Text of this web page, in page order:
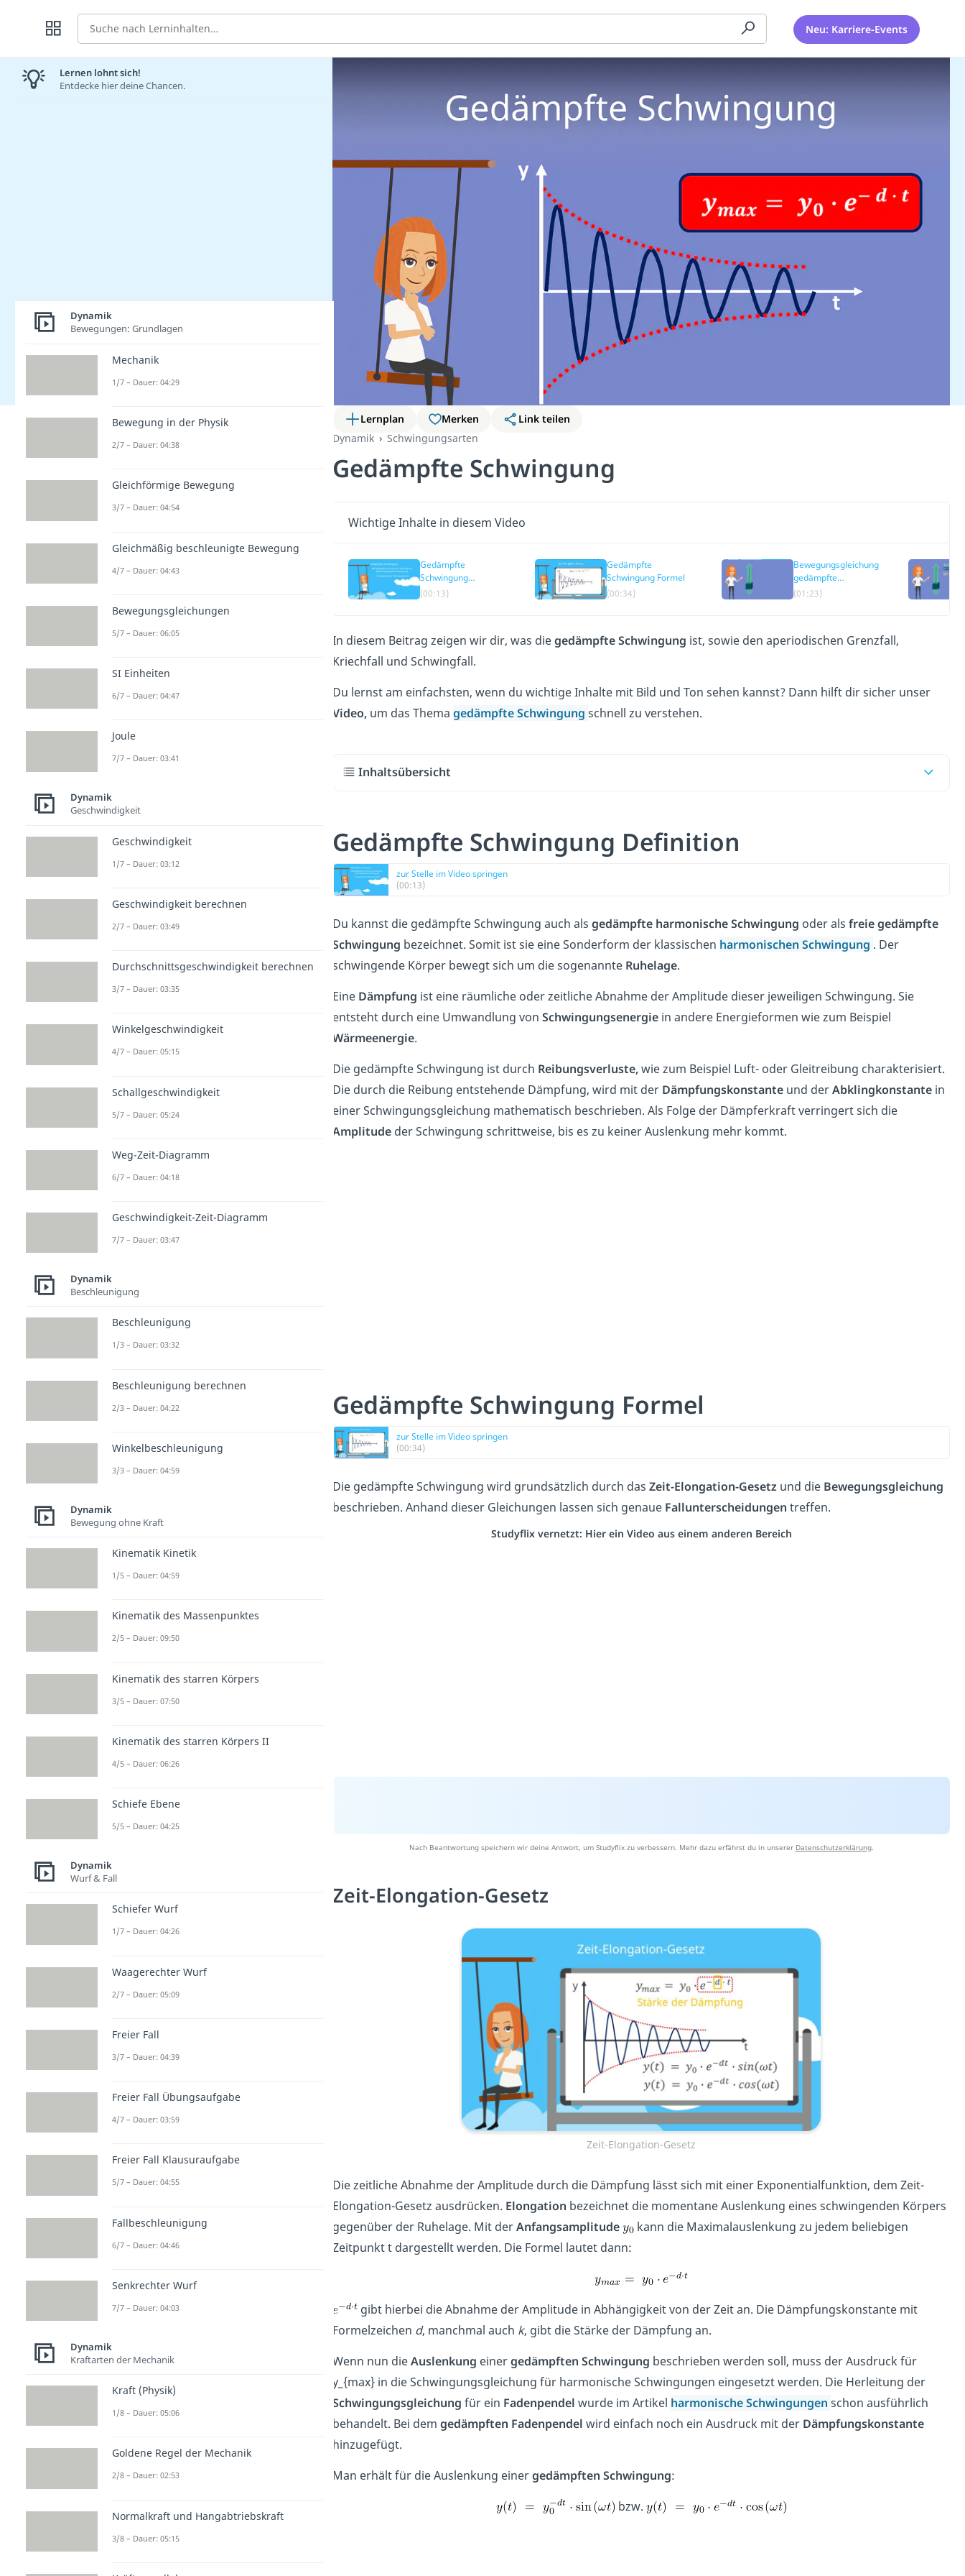
Suche Neu: Karriere-Events
Lernplan Merken
Link teilen
Dynamik
Schwingungsarten
Gedämpfte Schwingung
Wichtige Inhalte in diesem Video
Gedämpfte
Schwingung
Definition
(00:13)
Gedämpfte
Schwingung Formel
(00:34)
Bewegungsgleichung
gedämpfte
Schwingung
(01:23)
In diesem Beitrag zeigen wir dir, was diegedämpfte Schwingung ist, sowie den aperiodischen Grenzfall,
Kriechfall und Schwingfall.
Du lernst am einfachsten, wenn du wichtige Inhalte mit Bild und Ton sehen kannst? Dann hilft dir sicher unser
Video, um das Thema gedämpfte Schwingung schnell zu verstehen.
Inhaltsübersicht
Gedämpfte Schwingung Definition
zur Stelle im Video springen
(00:13)
Du kannst die gedämpfte Schwingung auch als gedämpfte harmonische Schwingung oder als freie gedämpfte
Schwingung bezeichnet. Somit ist sie eine Sonderform der klassischen harmonischen Schwingung . Der
schwingende Körper bewegt sich um die sogenannte Ruhelage.
Eine Dämpfung ist eine räumliche oder zeitliche Abnahme der Amplitude dieser jeweiligen Schwingung. Sie
entsteht durch eine Umwandlung von Schwingungsenergie in andere Energieformen wie zum Beispiel
Wärmeenergie.
Die gedämpfte Schwingung ist durch Reibungsverluste,wie zum Beispiel Luft- oder Gleitreibung charakterisiert.
Die durch die Reibung entstehende Dämpfung, wird mit der Dämpfungskonstante und derAbklingkonstante in
einer Schwingungsgleichung mathematisch beschrieben. Als Folge der Dämpferkraft verringert sich die
Amplitude der Schwingung schrittweise, bis es zu keiner Auslenkung mehr kommt.
Gedämpfte Schwingung Formel
zur Stelle im Video springen
(00:34)
Die gedämpfte Schwingung wird grundsätzlich durch das Zeit-Elongation-Gesetz und die Bewegungsgleichung
beschrieben. Anhand dieser Gleichungen lassen sich genaue Fallunterscheidungen treffen.
Studyflix vernetzt: Hier ein Video aus einem anderen Bereich
Nach Beantwortung speichern wir deine Antwort, um Studyflix zu verbessern. Mehr dazu erfährst du in unserer Datenschutzerklärung.
Zeit-Elongation-Gesetz
Zeit-Elongation-Gesetz
Die zeitliche Abnahme der Amplitude durch die Dämpfung lässt sich mit einer Exponentialfunktion, dem Zeit-
Elongation-Gesetz ausdrücken. Elongation bezeichnet die momentane Auslenkung eines schwingenden Körpers
gegenüber der Ruhelage. Mit derAnfangsamplitude
kann die Maximalauslenkung zu jedem beliebigen
Zeitpunkt t dargestellt werden. Die Formel lautet dann:
gibt hierbei die Abnahme der Amplitude in Abhängigkeit von der Zeit an. Die Dämpfungskonstante mit
Formelzeichen d, manchmal auch k, gibt die Stärke der Dämpfung an.
Wenn nun dieAuslenkung einergedämpften Schwingung beschrieben werden soll, muss der Ausdruck für
y_{max} in die Schwingungsgleichung für harmonische Schwingungen eingesetzt werden. Die Herleitung der
Schwingungsgleichung für ein Fadenpendel wurde im Artikel harmonische Schwingungen schon ausführlich
behandelt. Bei dem gedämpften Fadenpendel wird einfach noch ein Ausdruck mit der Dämpfungskonstante
hinzugefügt.
Man erhält für die Auslenkung einergedämpften Schwingung:
bzw.
Lernen lohnt sich!
Entdecke hier deine Chancen.
Dynamik
Bewegungen: Grundlagen
Mechanik
1/7 – Dauer: 04:29
Bewegung in der Physik
2/7 – Dauer: 04:38
Gleichförmige Bewegung
3/7 – Dauer: 04:54
Gleichmäßig beschleunigte Bewegung
4/7 – Dauer: 04:43
Bewegungsgleichungen
5/7 – Dauer: 06:05
SI Einheiten
6/7 – Dauer: 04:47
Joule
7/7 – Dauer: 03:41
Dynamik
Geschwindigkeit
Geschwindigkeit
1/7 – Dauer: 03:12
Geschwindigkeit berechnen
2/7 – Dauer: 03:49
Durchschnittsgeschwindigkeit berechnen
3/7 – Dauer: 03:35
Winkelgeschwindigkeit
4/7 – Dauer: 05:15
Schallgeschwindigkeit
5/7 – Dauer: 05:24
Weg-Zeit-Diagramm
6/7 – Dauer: 04:18
Geschwindigkeit-Zeit-Diagramm
7/7 – Dauer: 03:47
Dynamik
Beschleunigung
Beschleunigung
1/3 – Dauer: 03:32
Beschleunigung berechnen
2/3 – Dauer: 04:22
Winkelbeschleunigung
3/3 – Dauer: 04:59
Dynamik
Bewegung ohne Kraft
Kinematik Kinetik
1/5 – Dauer: 04:59
Kinematik des Massenpunktes
2/5 – Dauer: 09:50
Kinematik des starren Körpers
3/5 – Dauer: 07:50
Kinematik des starren Körpers II
4/5 – Dauer: 06:26
Schiefe Ebene
5/5 – Dauer: 04:25
Dynamik
Wurf & Fall
Schiefer Wurf
1/7 – Dauer: 04:26
Waagerechter Wurf
2/7 – Dauer: 05:09
Freier Fall
3/7 – Dauer: 04:39
Freier Fall Übungsaufgabe
4/7 – Dauer: 03:59
Freier Fall Klausuraufgabe
5/7 – Dauer: 04:55
Fallbeschleunigung
6/7 – Dauer: 04:46
Senkrechter Wurf
7/7 – Dauer: 04:03
Dynamik
Kraftarten der Mechanik
Kraft (Physik)
1/8 – Dauer: 05:06
Goldene Regel der Mechanik
2/8 – Dauer: 02:53
Normalkraft und Hangabtriebskraft
3/8 – Dauer: 05:15